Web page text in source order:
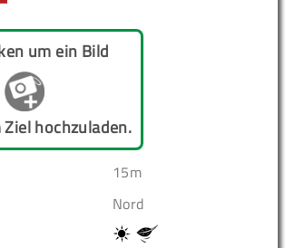
um ein Bild
hochzuladen.
15m
Nord